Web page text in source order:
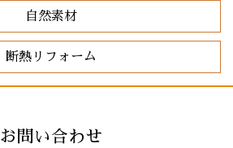
自然素材
断熱リフォーム
お問い合わせ